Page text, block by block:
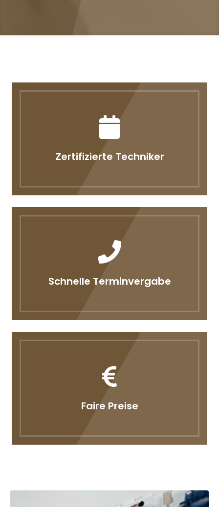
Zertifizierte Techniker
Schnelle Terminvergabe
Faire Preise